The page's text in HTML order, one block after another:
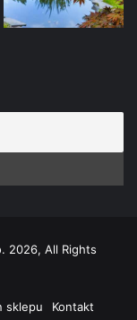
2026, All Rights
sklepu Kontakt